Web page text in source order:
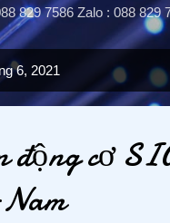
829 7586 Zalo : 088
6, 2021
động cơ